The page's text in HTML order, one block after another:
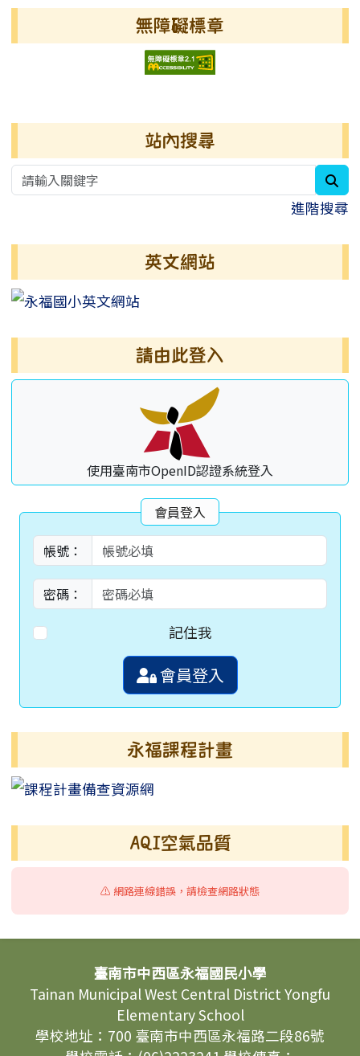
無障礙標章
站內搜尋
進階搜尋
英文網站
請由此登入
使用臺南市OpenID認證系統登入
會員登入
帳號：
密碼：
記住我
會員登入
永福課程計畫
AQI空氣品質
⚠️ 網路連線錯誤，請檢查網路狀態
頁尾區域內容臺南市中西區永福國民小學
Tainan Municipal West Central District Yongfu
Elementary School
學校地址：700 臺南市中西區永福路二段86號